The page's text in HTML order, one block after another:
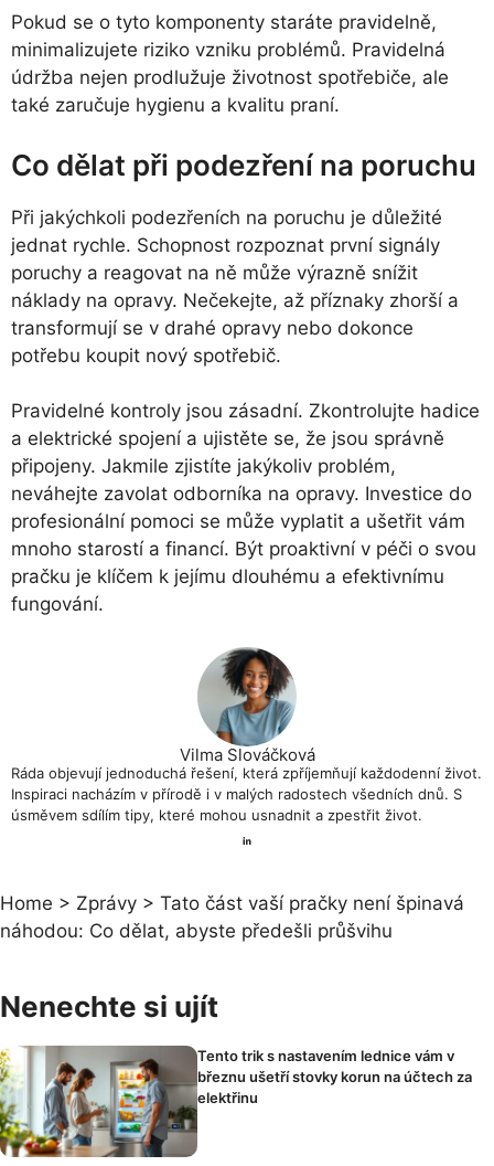
Pokud se o tyto komponenty staráte pravidelně,
minimalizujete riziko vzniku problémů. Pravidelná
údržba nejen prodlužuje životnost spotřebiče, ale
také zaručuje hygienu a kvalitu praní.
Co dělat při podezření na poruchu
Při jakýchkoli podezřeních na poruchu je důležité
jednat rychle. Schopnost rozpoznat první signály
poruchy a reagovat na ně může výrazně snížit
náklady na opravy. Nečekejte, až příznaky zhorší a
transformují se v drahé opravy nebo dokonce
potřebu koupit nový spotřebič.
Pravidelné kontroly jsou zásadní. Zkontrolujte hadice
a elektrické spojení a ujistěte se, že jsou správně
připojeny. Jakmile zjistíte jakýkoliv problém,
neváhejte zavolat odborníka na opravy. Investice do
profesionální pomoci se může vyplatit a ušetřit vám
mnoho starostí a financí. Být proaktivní v péči o svou
pračku je klíčem k jejímu dlouhému a efektivnímu
fungování.
Vilma Slováčková
Ráda objevují jednoduchá řešení, která zpříjemňují každodenní život.
Inspiraci nacházím v přírodě i v malých radostech všedních dnů. S
úsměvem sdílím tipy, které mohou usnadnit a zpestřit život.
Home > Zprávy > Tato část vaší pračky není špinavá
náhodou: Co dělat, abyste předešli průšvihu
Nenechte si ujít
Tento trik s nastavením lednice vám v
březnu ušetří stovky korun na účtech za
elektřinu